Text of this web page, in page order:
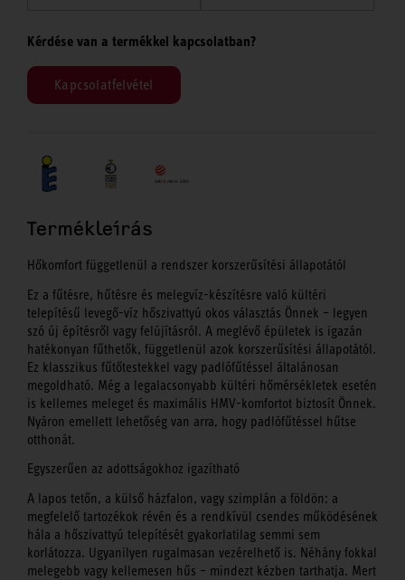
Kérdése van a termékkel kapcsolatban?
Kapcsolatfelvétel
Termékleírás
Hőkomfort függetlenül a rendszer korszerűsítési állapotától
Ez a fűtésre, hűtésre és melegvíz-készítésre való kültéri
telepítésű levegő-víz hőszivattyú okos választás Önnek – legyen
szó új építésről vagy felújításról. A meglévő épületek is igazán
hatékonyan fűthetők, függetlenül azok korszerűsítési állapotától.
Ez klasszikus fűtőtestekkel vagy padlófűtéssel általánosan
megoldható. Még a legalacsonyabb kültéri hőmérsékletek esetén
is kellemes meleget és maximális HMV-komfortot biztosít Önnek.
Nyáron emellett lehetőség van arra, hogy padlófűtéssel hűtse
otthonát.
Egyszerűen az adottságokhoz igazítható
A lapos tetőn, a külső házfalon, vagy szimplán a földön: a
megfelelő tartozékok révén és a rendkívül csendes működésének
hála a hőszivattyú telepítését gyakorlatilag semmi sem
korlátozza. Ugyanilyen rugalmasan vezérelhető is. Néhány fokkal
melegebb vagy kellemesen hűs – mindezt kézben tarthatja. Mert